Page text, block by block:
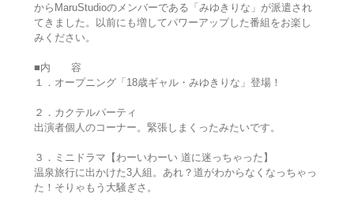
からMaruStudioのメンバーである「みゆきりな」が派遣され
てきました。以前にも増してパワーアップした番組をお楽し
みください。
■内 容
１．オープニング「18歳ギャル・みゆきりな」登場！
２．カクテルパーティ
出演者個人のコーナー。緊張しまくったみたいです。
３．ミニドラマ【わーいわーい 道に迷っちゃった】
温泉旅行に出かけた3人組。あれ？道がわからなくなっちゃっ
た！そりゃもう大騒ぎさ。